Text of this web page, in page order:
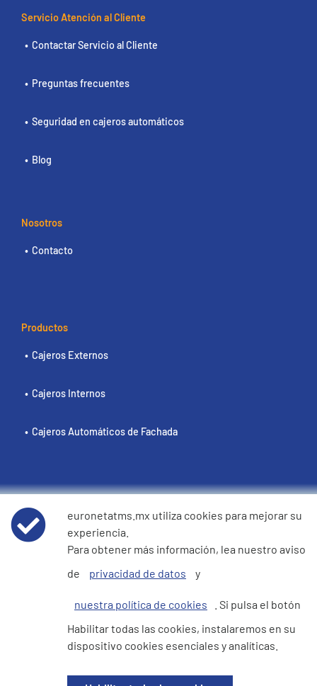
Servicio Atención al Cliente
Contactar Servicio al Cliente
Preguntas frecuentes
Seguridad en cajeros automáticos
Blog
Nosotros
Contacto
Productos
Cajeros Externos
Cajeros Internos
Cajeros Automáticos de Fachada
Políticas
Términos y condiciones
Aviso de privacidad de datos
Cookie Policy
Sitio del inversor
euronetatms.mx utiliza cookies para mejorar su
experiencia.
Para obtener más información, lea nuestro aviso
de
privacidad de datos y
nuestra política de cookies
. Si pulsa el botón
Habilitar todas las cookies, instalaremos en su
dispositivo cookies esenciales y analíticas.